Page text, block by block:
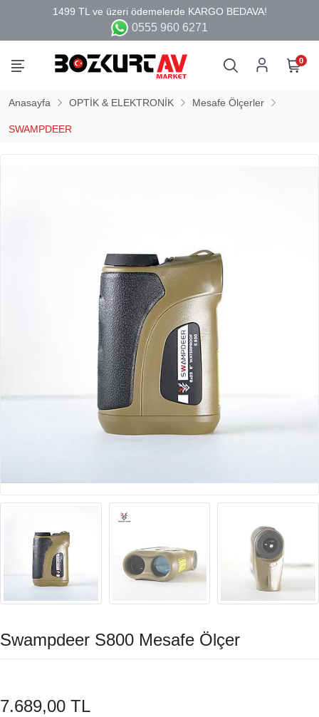
0555 960 6271
0
Anasayfa OPTİK & ELEKTRONİK Mesafe Ölçerler
SWAMPDEER
Swampdeer S800 Mesafe Ölçer
7.689,00 TL